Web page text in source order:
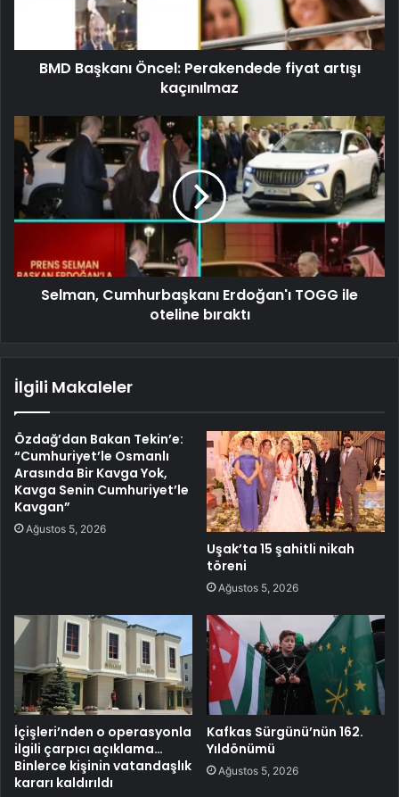
BMD Başkanı Öncel: Perakendede fiyat artışı
kaçınılmaz
Selman, Cumhurbaşkanı Erdoğan'ı TOGG ile
oteline bıraktı
İlgili Makaleler
Özdağ’dan Bakan Tekin’e:
“Cumhuriyet’le Osmanlı
Arasında Bir Kavga Yok,
Kavga Senin Cumhuriyet’le
Kavgan”
Ağustos 5, 2026
Uşak’ta 15 şahitli nikah
töreni
Ağustos 5, 2026
İçişleri’nden o operasyonla
ilgili çarpıcı açıklama…
Binlerce kişinin vatandaşlık
kararı kaldırıldı
Kafkas Sürgünü’nün 162.
Yıldönümü
Ağustos 5, 2026